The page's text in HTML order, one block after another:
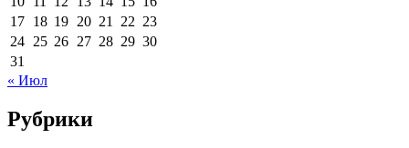
17 18 19 20 21 22 23
24 25 26 27 28 29 30
31
« Июл
Рубрики